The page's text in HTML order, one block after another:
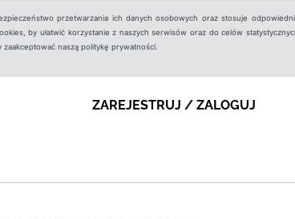
przetwarzania ich danych osobowych oraz stosuje
by ułatwić korzystanie z naszych serwisów oraz do celów
naszą politykę prywatności.
ZAREJESTRUJ / ZALOGUJ